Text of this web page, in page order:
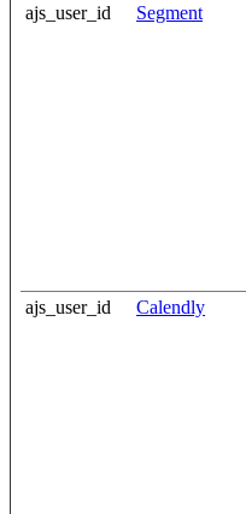
ajs_user_id Segment
ajs_user_id Calendly